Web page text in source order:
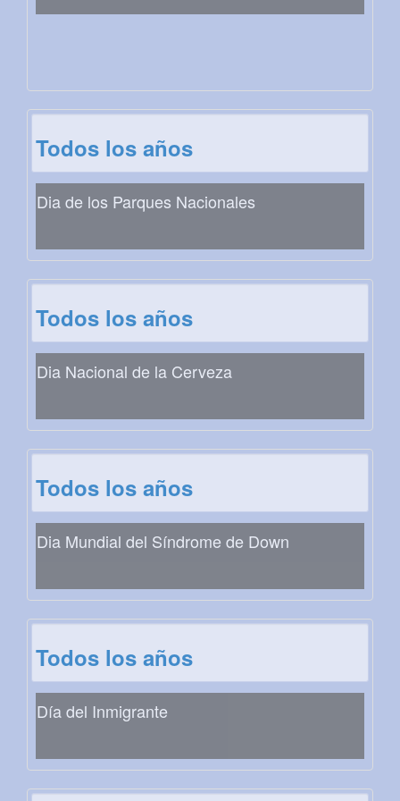
Todos los años
Dia de los Parques Nacionales
Todos los años
Dia Nacional de la Cerveza
Todos los años
Dia Mundial del Síndrome de Down
Todos los años
Día del Inmigrante